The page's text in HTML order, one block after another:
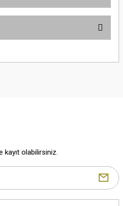
öneri formunu kullanarak tarafımıza
Gönder
kayıt olabilirsiniz.